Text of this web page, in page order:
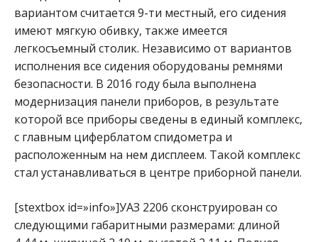
вариантом считается 9-ти местный, его сидения
имеют мягкую обивку, также имеется
легкосъемный столик. Независимо от вариантов
исполнения все сидения оборудованы ремнями
безопасности. В 2016 году была выполнена
модернизация панели приборов, в результате
которой все приборы сведены в единый комплекс,
с главным циферблатом спидометра и
расположенным на нем дисплеем. Такой комплекс
стал устанавливаться в центре приборной панели.
[stextbox id=»info»]УАЗ 2206 сконструирован со
следующими габаритными размерами: длиной